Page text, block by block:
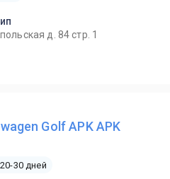
д. 84 стр. 1
Golf APK APK
30 дней